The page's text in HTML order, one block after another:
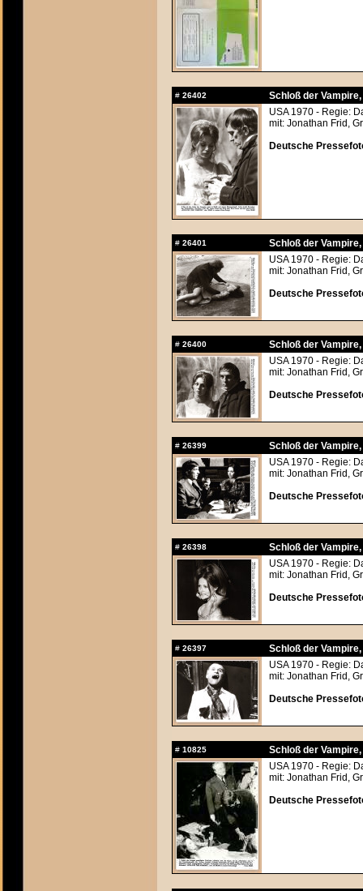
# 26402
Schloß der
USA 1970 - Regie:
mit: Jonathan Frid,
Deutsche
# 26401
Schloß der
USA 1970 - Regie:
mit: Jonathan Frid,
Deutsche
# 26400
Schloß der
USA 1970 - Regie:
mit: Jonathan Frid,
Deutsche
# 26399
Schloß der
USA 1970 - Regie:
mit: Jonathan Frid,
Deutsche
# 26398
Schloß der
USA 1970 - Regie:
mit: Jonathan Frid,
Deutsche
# 26397
Schloß der
USA 1970 - Regie:
mit: Jonathan Frid,
Deutsche
# 10825
Schloß der
USA 1970 - Regie:
mit: Jonathan Frid,
Deutsche